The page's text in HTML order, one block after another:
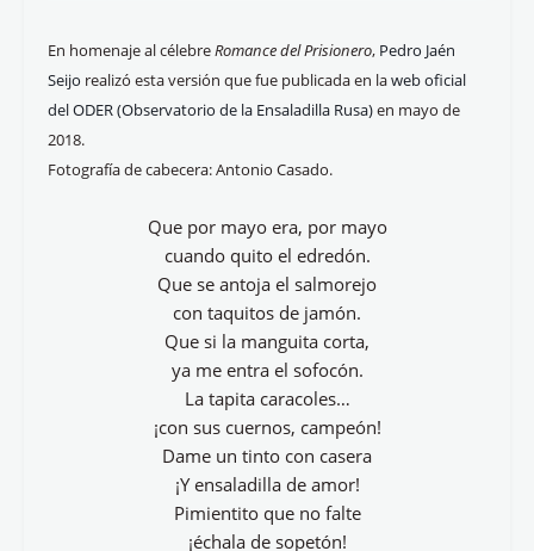
En homenaje al célebreRomance del Prisionero, Pedro Jaén
Seijo realizó esta versión que fue publicada en laweb oficial
del ODER (Observatorio de la Ensaladilla Rusa)en mayo de
2018.
Fotografía de cabecera: Antonio Casado.
Que por mayo era, por mayo
cuando quito el edredón.
Que se antoja el salmorejo
con taquitos de jamón.
Que si la manguita corta,
ya me entra el sofocón.
La tapita caracoles…
¡con sus cuernos, campeón!
Dame un tinto con casera
¡Y ensaladilla de amor!
Pimientito que no falte
¡échala de sopetón!